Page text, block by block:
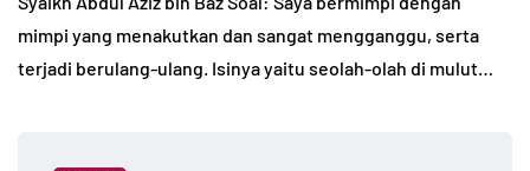
mimpi yang menakutkan dan sangat mengganggu, serta
terjadi berulang-ulang. Isinya yaitu seolah-olah di mulut…